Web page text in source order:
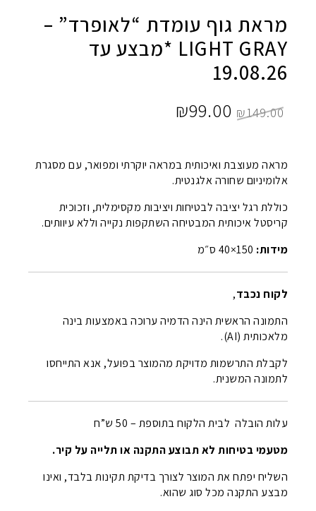
מראת גוף עומדת “לאופרד” –
LIGHT GRAY *מבצע עד
19.08.26
₪149.00
המחיר
היה:
₪149.00.
₪99.00
הוא:
₪99.00.
מראה מעוצבת ואיכותית במראה יוקרתי ומפואר, עם מסגרת
אלומיניום שחורה אלגנטית.
כוללת רגל יציבה לבטיחות ויציבות מקסימלית, וזכוכית
קריסטל איכותית המבטיחה השתקפות נקייה וללא עיוותים.
מידות:
לקוח נכבד,
התמונה הראשית הינה הדמיה ערוכה באמצעות בינה
מלאכותית (AI).
לקבלת התרשמות מדויקת מהמוצר בפועל, אנא התייחסו
לתמונה המשנית.
עלות הובלה לבית הלקוח בתוספת – 50 ש”ח
מטעמי בטיחות לא תבוצע התקנה או תלייה על קיר.
השליח יפתח את המוצר לצורך בדיקת תקינות בלבד, ואינו
מבצע התקנה מכל סוג שהוא.